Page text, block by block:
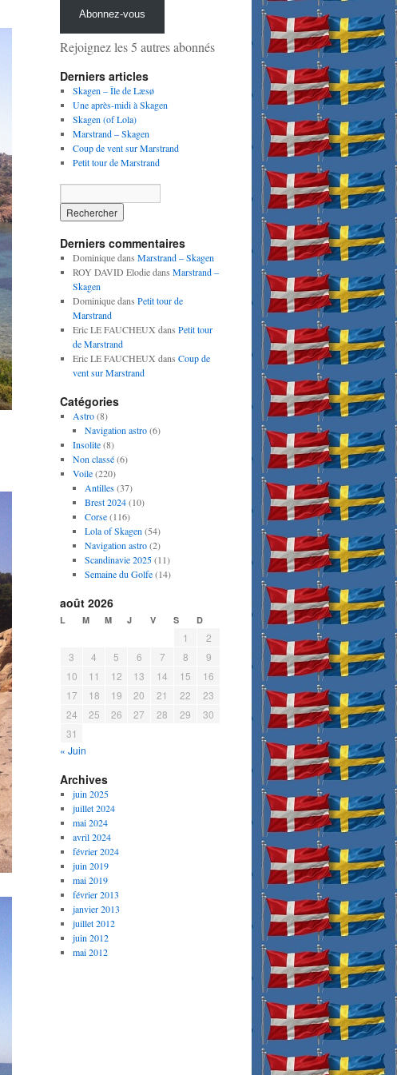
Abonnez-vous
Rejoignez les 5 autres abonnés
Derniers articles
Skagen – Île de Læsø
Une après-midi à Skagen
Skagen (of Lola)
Marstrand – Skagen
Coup de vent sur Marstrand
Petit tour de Marstrand
Derniers commentaires
Dominiquedans Marstrand – Skagen
ROY DAVID Elodiedans Marstrand –
Skagen
Dominiquedans Petit tour de
Marstrand
Eric LE FAUCHEUX dans Petit tour
de Marstrand
Eric LE FAUCHEUX dans Coup de
vent sur Marstrand
Catégories
Astro(8)
Navigation astro(6)
Insolite(8)
Non classé(6)
Voile(220)
Antilles(37)
Brest 2024(10)
Corse(116)
Lola of Skagen (54)
Navigation astro(2)
Scandinavie 2025(11)
Semaine du Golfe(14)
août 2026
L M M J V S D
1
2
3
4 5 6 7 8
9
10
11 12 13 14 15
16
17
18 19 20 21 22
23
24
25 26 27 28 29
30
31
« Juin
Archives
juin 2025
juillet 2024
mai 2024
avril 2024
février 2024
juin 2019
mai 2019
février 2013
janvier 2013
juillet 2012
juin 2012
mai 2012